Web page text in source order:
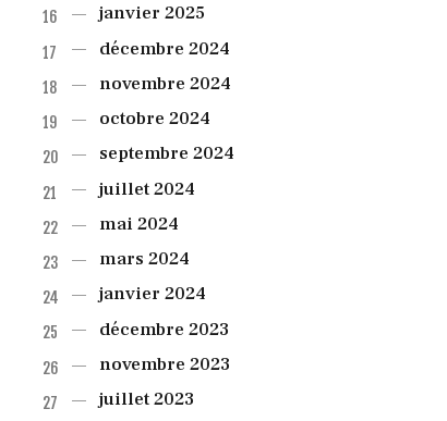
janvier 2025
décembre 2024
novembre 2024
octobre 2024
septembre 2024
juillet2024
mai 2024
mars 2024
janvier 2024
décembre 2023
novembre 2023
juillet2023